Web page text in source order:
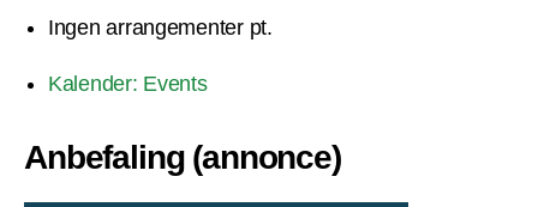
Ingen arrangementer pt.
Kalender: Events
Anbefaling (annonce)